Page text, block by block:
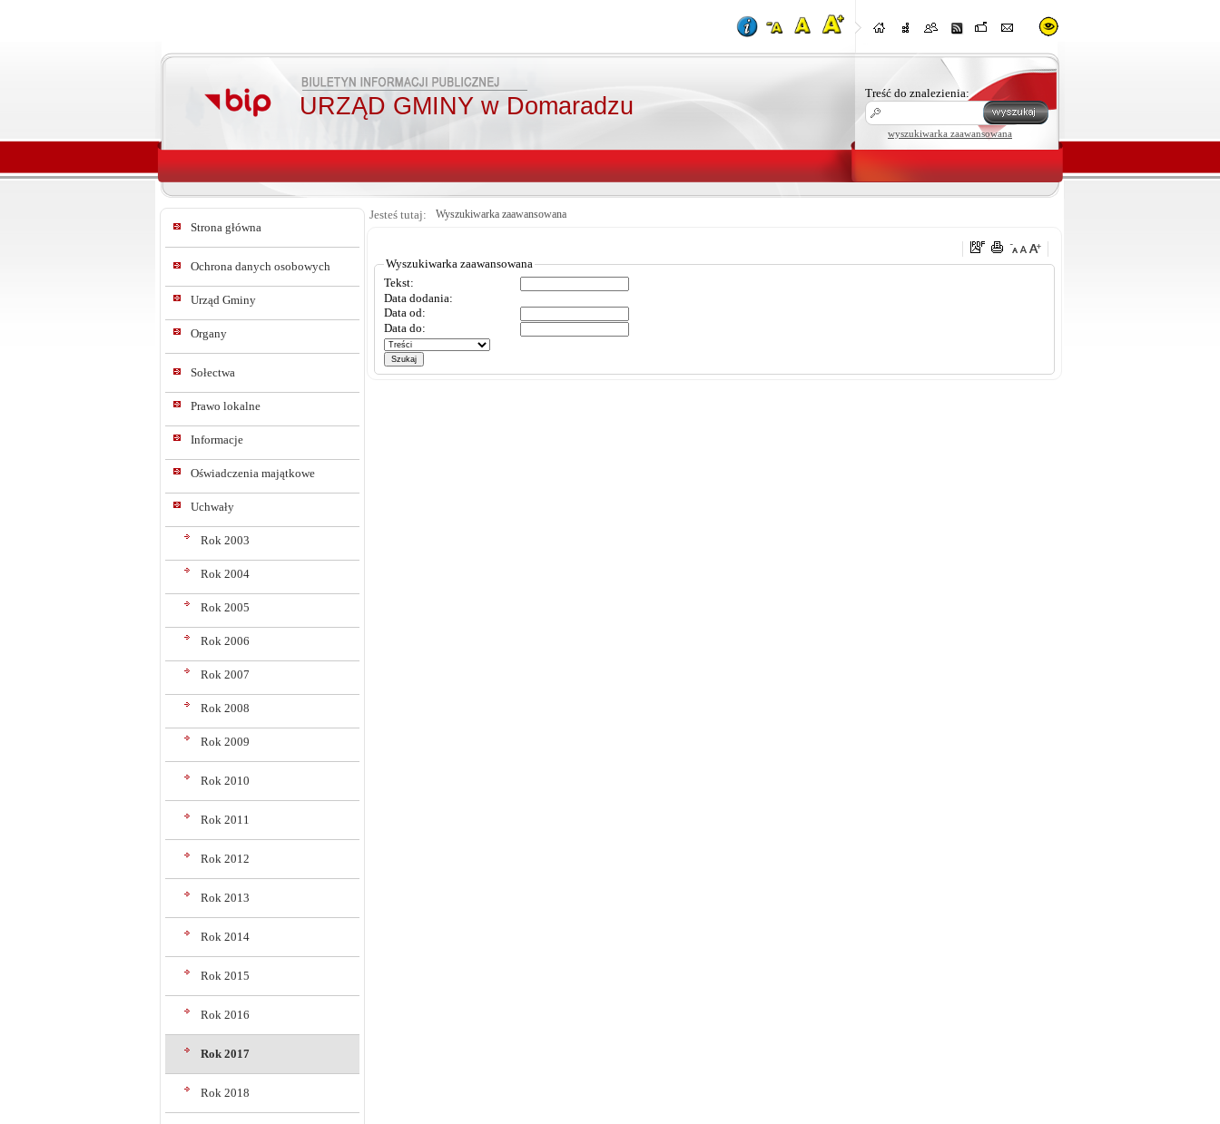
URZĄD GMINY w Domaradzu Treść do znalezienia:
wyszukiwarka zaawansowana
Strona główna
Ochrona danych osobowych
Urząd Gminy
Organy
Sołectwa
Prawo lokalne
Informacje
Oświadczenia majątkowe
Uchwały
Rok 2003
Rok 2004
Rok 2005
Rok 2006
Rok 2007
Rok 2008
Rok 2009
Rok 2010
Rok 2011
Rok 2012
Rok 2013
Rok 2014
Rok 2015
Rok 2016
Rok 2017
Rok 2018
Jesteś tutaj: Wyszukiwarka zaawansowana
Wyszukiwarka zaawansowana
Tekst:
Data dodania:
Data od:
Data do: